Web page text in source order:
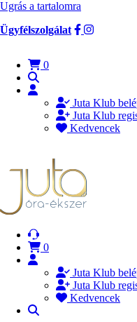
Ugrás a tartalomra
Ügyfélszolgálat
0
Juta Klub
Juta Klub
Kedvencek
0
Juta Klub
Juta Klub
Kedvencek